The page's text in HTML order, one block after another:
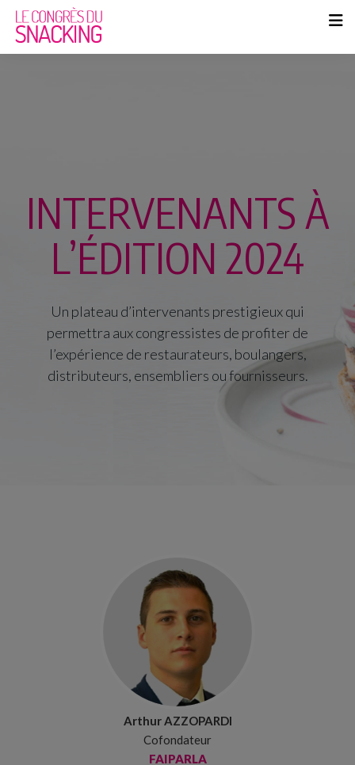
INTERVENANTS À
L’ÉDITION 2024
Un plateau d’intervenants prestigieux qui
permettra aux congressistes de profiter de
l’expérience de restaurateurs, boulangers,
distributeurs, ensembliers ou fournisseurs.
Arthur AZZOPARDI
Cofondateur
FAIPARLA